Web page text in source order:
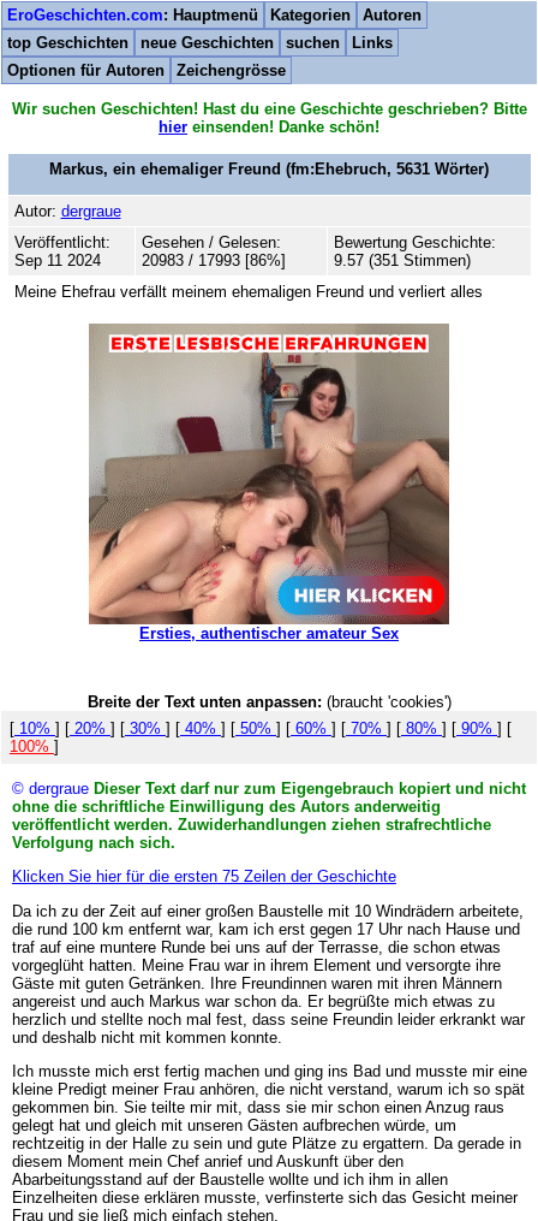
EroGeschichten.com: Hauptmenü Kategorien
Autoren
top Geschichten
neue Geschichten suchen
Links
Optionen für Autoren
Zeichengrösse
Wir suchen Geschichten! Hast du eine Geschichte geschrieben? Bitte
hier einsenden! Danke schön!
Markus, ein ehemaliger Freund (fm:Ehebruch, 5631 Wörter)
Autor: dergraue
Veröffentlicht:
Sep 11 2024
Gesehen / Gelesen:
20983 / 17993 [86%]
Bewertung Geschichte:
9.57 (351 Stimmen)
Meine Ehefrau verfällt meinem ehemaligen Freund und verliert alles
Ersties, authentischer amateur Sex
Breite der Text unten anpassen: (braucht 'cookies')
[ 10% ] [ 20% ] [ 30% ] [ 40% ] [ 50% ] [ 60% ] [ 70% ] [ 80% ] [ 90% ] [
100% ]
© dergraue Dieser Text darf nur zum Eigengebrauch kopiert und nicht
ohne die schriftliche Einwilligung des Autors anderweitig
veröffentlicht werden. Zuwiderhandlungen ziehen strafrechtliche
Verfolgung nach sich.
Klicken Sie hier für die ersten 75 Zeilen der Geschichte
Da ich zu der Zeit auf einer großen Baustelle mit 10 Windrädern arbeitete,
die rund 100 km entfernt war, kam ich erst gegen 17 Uhr nach Hause und
traf auf eine muntere Runde bei uns auf der Terrasse, die schon etwas
vorgeglüht hatten. Meine Frau war in ihrem Element und versorgte ihre
Gäste mit guten Getränken. Ihre Freundinnen waren mit ihren Männern
angereist und auch Markus war schon da. Er begrüßte mich etwas zu
herzlich und stellte noch mal fest, dass seine Freundin leider erkrankt war
und deshalb nicht mit kommen konnte.
Ich musste mich erst fertig machen und ging ins Bad und musste mir eine
kleine Predigt meiner Frau anhören, die nicht verstand, warum ich so spät
gekommen bin. Sie teilte mir mit, dass sie mir schon einen Anzug raus
gelegt hat und gleich mit unseren Gästen aufbrechen würde, um
rechtzeitig in der Halle zu sein und gute Plätze zu ergattern. Da gerade in
diesem Moment mein Chef anrief und Auskunft über den
Abarbeitungsstand auf der Baustelle wollte und ich ihm in allen
Einzelheiten diese erklären musste, verfinsterte sich das Gesicht meiner
Frau und sie ließ mich einfach stehen.